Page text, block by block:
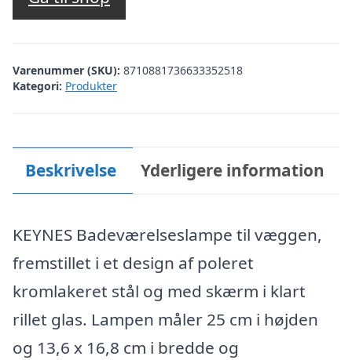
Varenummer (SKU): 8710881736633352518
Kategori: Produkter
Beskrivelse Yderligere information
KEYNES Badeværelseslampe til væggen,
fremstillet i et design af poleret
kromlakeret stål og med skærm i klart
rillet glas. Lampen måler 25 cm i højden
og 13,6 x 16,8 cm i bredde og